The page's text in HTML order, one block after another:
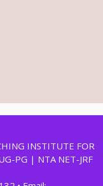
INSTITUTE FOR
PG | NTA NET-JRF